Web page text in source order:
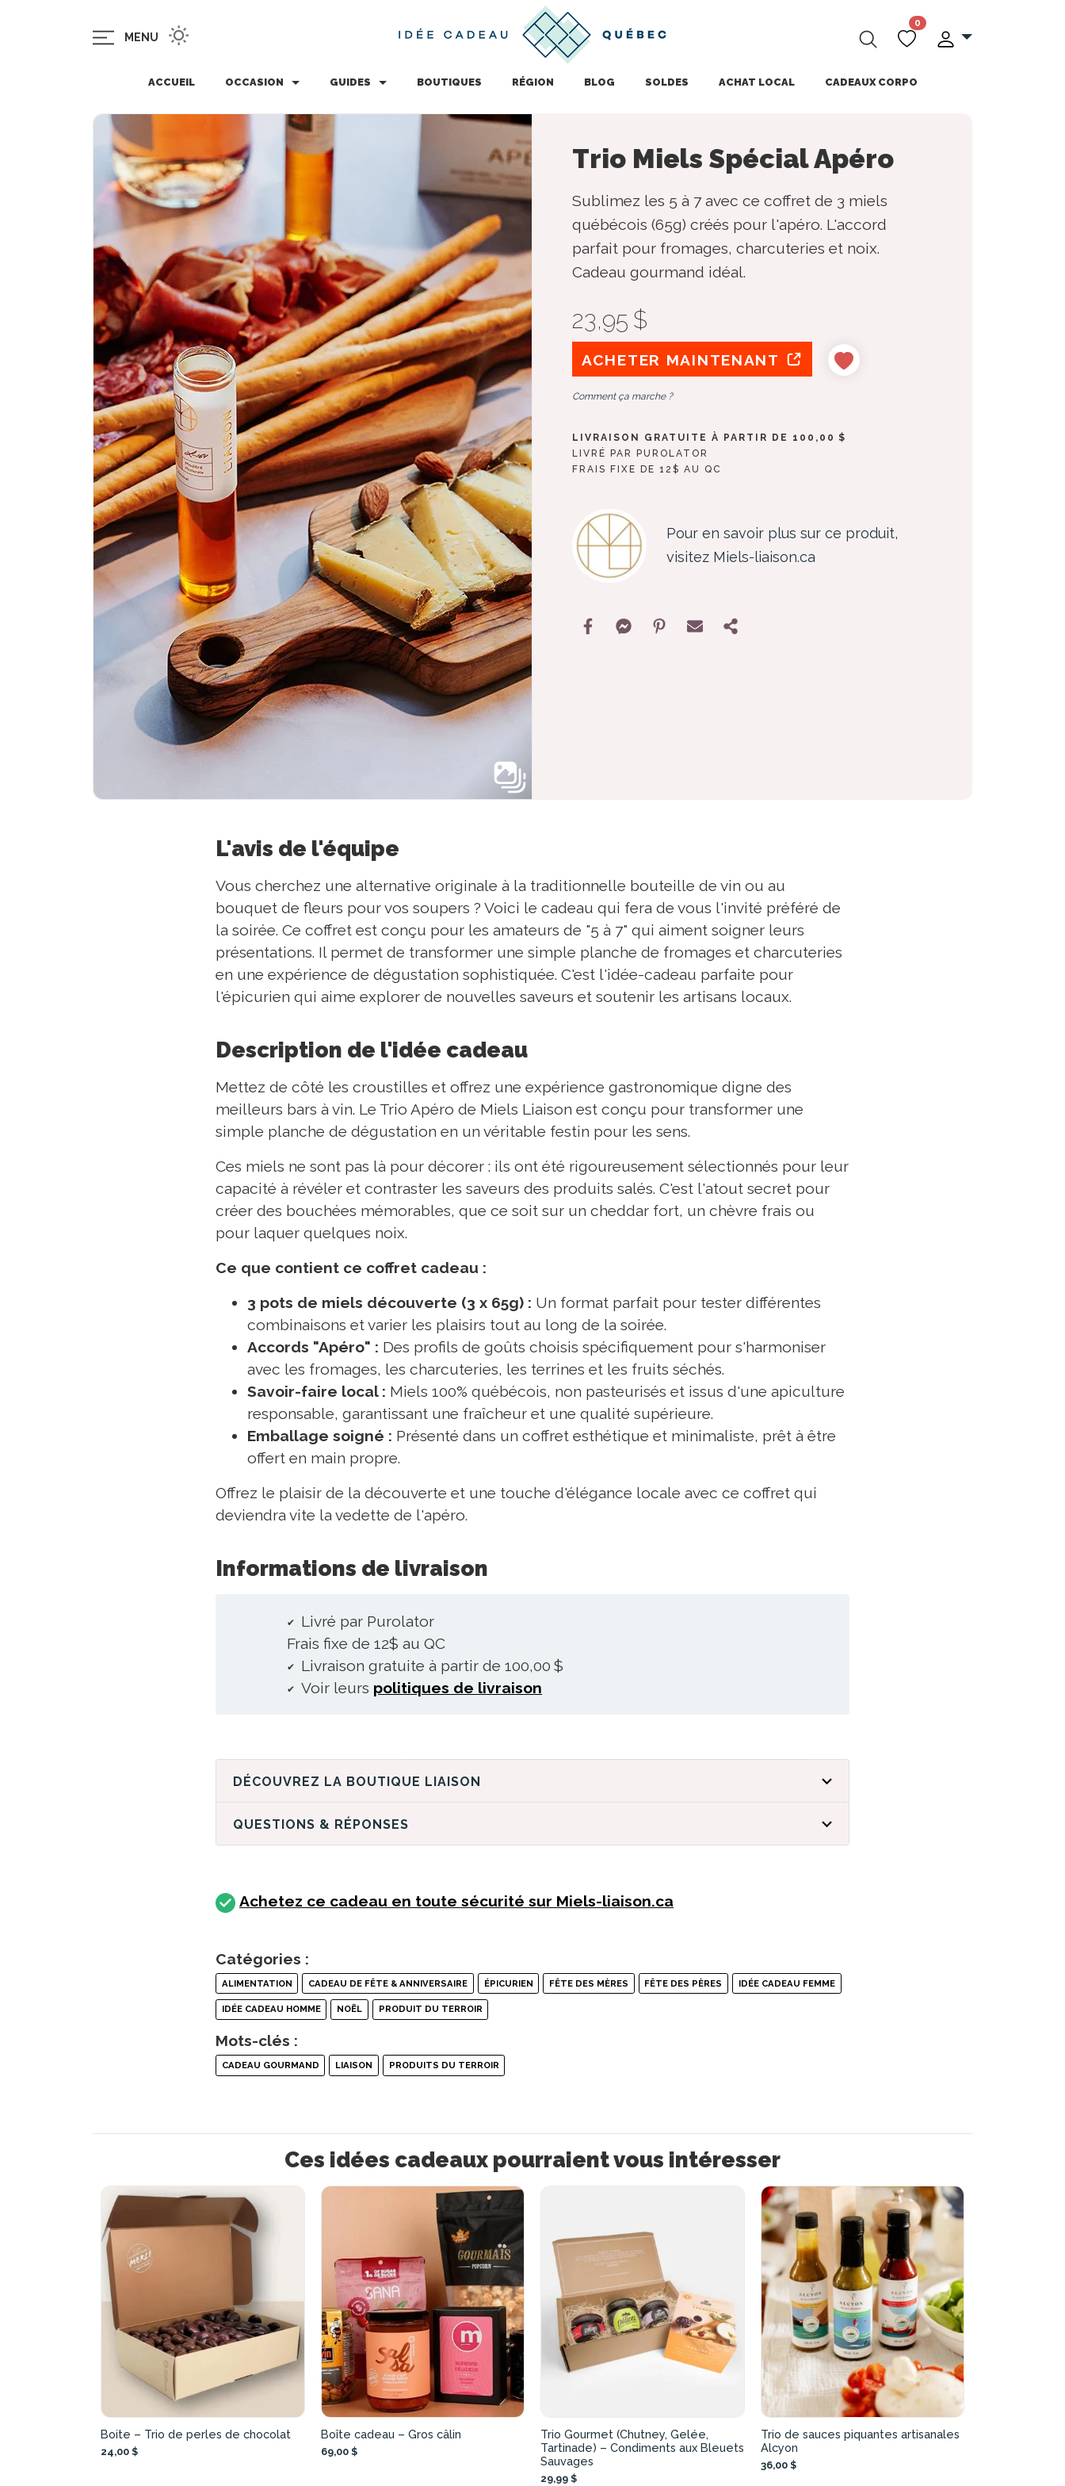
MENU
0
ACCUEIL OCCASION GUIDES BOUTIQUES RÉGION BLOG SOLDES ACHAT LOCAL CADEAUX CORPO
Trio Miels Spécial Apéro
Sublimez les 5 à 7 avec ce coffret de 3 miels
québécois (65g) créés pour l'apéro. L'accord
parfait pour fromages, charcuteries et noix.
Cadeau gourmand idéal.
23,95 $
ACHETER MAINTENANT
Comment ça marche ?
LIVRAISON GRATUITE À PARTIR DE 100,00 $
LIVRÉ PAR PUROLATOR
FRAIS FIXE DE 12$ AU QC
Pour en savoir plus sur ce produit,
visitez Miels-liaison.ca
L'avis de l'équipe
Vous cherchez une alternative originale à la traditionnelle bouteille de vin ou au
bouquet de fleurs pour vos soupers ? Voici le cadeau qui fera de vous l'invité préféré de
la soirée. Ce coffret est conçu pour les amateurs de "5 à 7" qui aiment soigner leurs
présentations. Il permet de transformer une simple planche de fromages et charcuteries
en une expérience de dégustation sophistiquée. C'est l'idée-cadeau parfaite pour
l'épicurien qui aime explorer de nouvelles saveurs et soutenir les artisans locaux.
Description de l'idée cadeau
Mettez de côté les croustilles et offrez une expérience gastronomique digne des
meilleurs bars à vin. Le Trio Apéro de Miels Liaison est conçu pour transformer une
simple planche de dégustation en un véritable festin pour les sens.
Ces miels ne sont pas là pour décorer : ils ont été rigoureusement sélectionnés pour leur
capacité à révéler et contraster les saveurs des produits salés. C'est l'atout secret pour
créer des bouchées mémorables, que ce soit sur un cheddar fort, un chèvre frais ou
pour laquer quelques noix.
Ce que contient ce coffret cadeau :
3 pots de miels découverte (3 x 65g) : Un format parfait pour tester différentes
combinaisons et varier les plaisirs tout au long de la soirée.
Accords "Apéro" : Des profils de goûts choisis spécifiquement pour s'harmoniser
avec les fromages, les charcuteries, les terrines et les fruits séchés.
Savoir-faire local : Miels 100% québécois, non pasteurisés et issus d'une apiculture
responsable, garantissant une fraîcheur et une qualité supérieure.
Emballage soigné : Présenté dans un coffret esthétique et minimaliste, prêt à être
offert en main propre.
Offrez le plaisir de la découverte et une touche d'élégance locale avec ce coffret qui
deviendra vite la vedette de l'apéro.
Informations de livraison
Livré par Purolator
Frais fixe de 12$ au QC
Livraison gratuite à partir de 100,00 $
Voir leurs politiques de livraison
DÉCOUVREZ LA BOUTIQUE LIAISON
QUESTIONS & RÉPONSES
Achetez ce cadeau en toute sécurité sur Miels-liaison.ca
Catégories :
ALIMENTATION CADEAU DE FÊTE & ANNIVERSAIRE ÉPICURIEN FÊTE DES MÈRES FÊTE DES PÈRES IDÉE CADEAU FEMME
IDÉE CADEAU HOMME NOËL PRODUIT DU TERROIR
Mots-clés :
CADEAU GOURMAND LIAISON PRODUITS DU TERROIR
Ces idées cadeaux pourraient vous intéresser
Boite – Trio de perles de chocolat
24,00 $
Boîte cadeau – Gros câlin
69,00 $
Trio Gourmet (Chutney, Gelée,
Tartinade) – Condiments aux Bleuets
Sauvages
29,99 $
Trio de sauces piquantes artisanales
Alcyon
36,00 $